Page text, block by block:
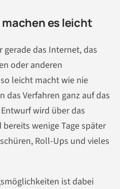
es leicht
gerade das Internet, das
oder anderen
leicht macht wie nie
das Verfahren ganz auf das
wird über das
wenige Tage später
Roll-Ups und vieles
ist dabei